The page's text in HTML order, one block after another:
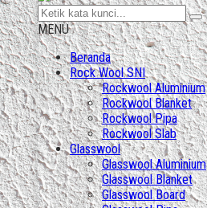
MENU
Beranda
Rock Wool SNI
Rockwool Aluminium
Rockwool Blanket
Rockwool Pipa
Rockwool Slab
Glasswool
Glasswool Aluminium
Glasswool Blanket
Glasswool Board